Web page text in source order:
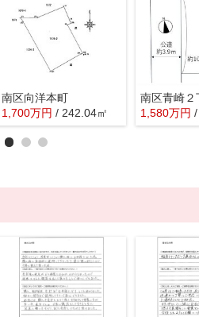
南区向洋本町
1,700万円 / 242.04㎡
南区青崎２
1,580万円